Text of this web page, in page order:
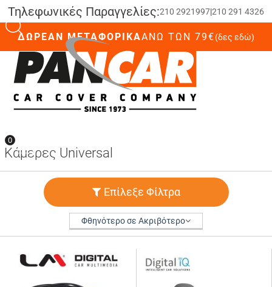
Τηλεφωνικές Παραγγελίες:210 2921997|210 291 4326
ΔΩΡΕΑΝ ΜΕΤΑΦΟΡΙΚΑΆΝΩ ΤΩΝ 79€(δες εδώ)
0
Κάμερες Universal
Επίλεξε Φίλτρα
Φθηνότερο σε Ακριβότερο